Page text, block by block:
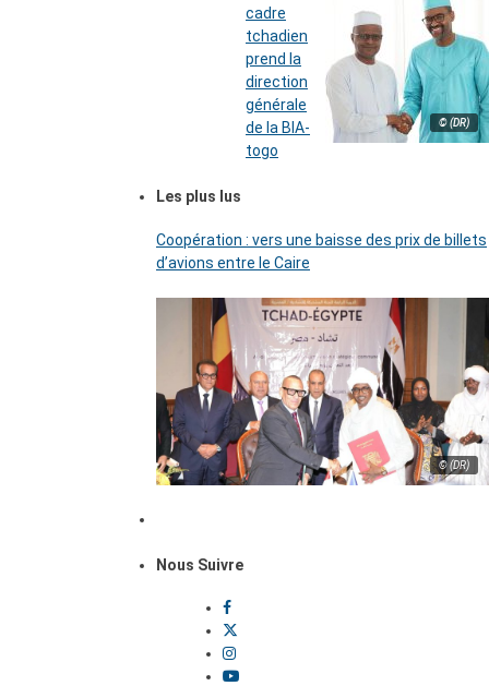
© (DR)
cadre
tchadien
prend la
direction
générale
de la BIA-
togo
Les plus lus
Coopération : vers une baisse des prix de billets
d’avions entre le Caire
© (DR)
Nous Suivre